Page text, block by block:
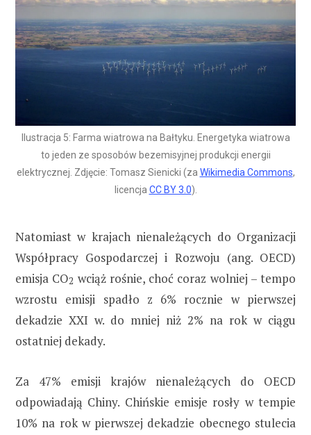
Ilustracja 5: Farma wiatrowa na Bałtyku. Energetyka wiatrowa
to jeden ze sposobów bezemisyjnej produkcji energii
elektrycznej. Zdjęcie: Tomasz Sienicki (za Wikimedia Commons,
licencja CC BY 3.0).
Natomiast w krajach nienależących do Organizacji
Współpracy Gospodarczej i Rozwoju (ang. OECD)
emisja CO2 wciąż rośnie, choć coraz wolniej – tempo
wzrostu emisji spadło z 6% rocznie w pierwszej
dekadzie XXI w. do mniej niż 2% na rok w ciągu
ostatniej dekady.
Za 47% emisji krajów nienależących do OECD
odpowiadają Chiny. Chińskie emisje rosły w tempie
10% na rok w pierwszej dekadzie obecnego stulecia